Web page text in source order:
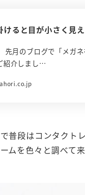
けると目が小さく見
先月のブログで「メガ
紹介しまし…
普段はコンタクト
ムを色々と調べて